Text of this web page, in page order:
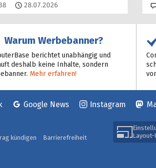
Kommentare
28.07.2026
Warum Werbebanner?
berichtet unabhängig und
deshalb keine Inhalte, sondern
Mehr erfahren!
Google News Instagram
kündigen
Barrierefreiheit